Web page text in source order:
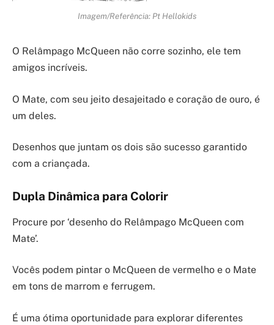
Imagem/Referência: Pt Hellokids
O Relâmpago McQueen não corre sozinho, ele tem
amigos incríveis.
O Mate, com seu jeito desajeitado e coração de ouro, é
um deles.
Desenhos que juntam os dois são sucesso garantido
com a criançada.
Dupla Dinâmica para Colorir
Procure por ‘desenho do Relâmpago McQueen com
Mate’.
Vocês podem pintar o McQueen de vermelho e o Mate
em tons de marrom e ferrugem.
É uma ótima oportunidade para explorar diferentes